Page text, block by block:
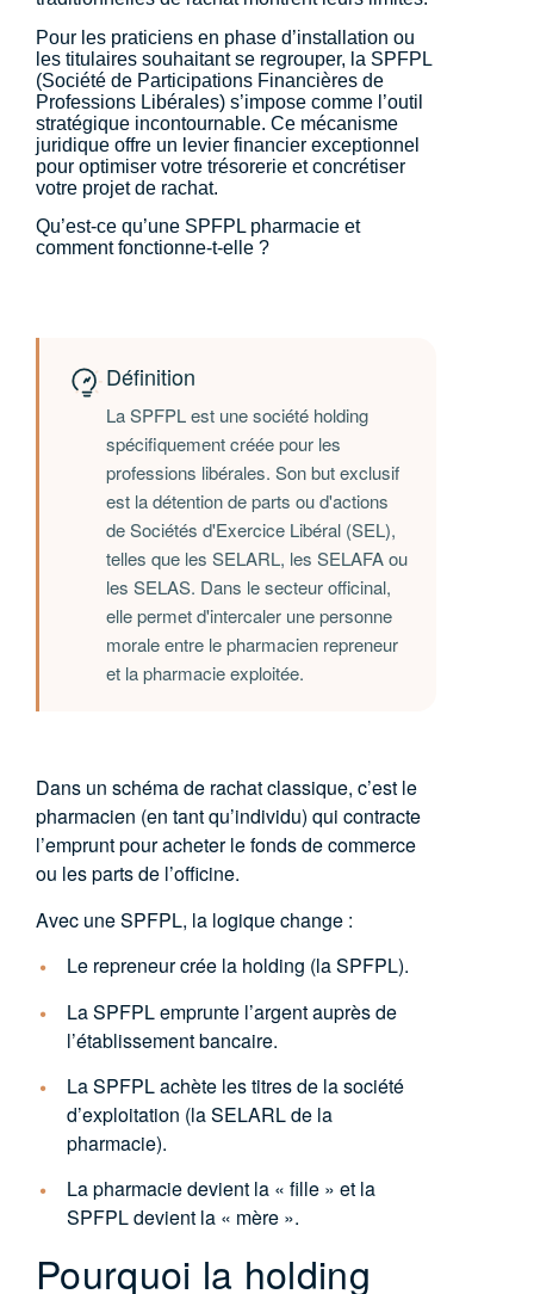
Pour les praticiens en phase d’installation ou
les titulaires souhaitant se regrouper, la SPFPL
(Société de Participations Financières de
Professions Libérales) s’impose comme l’outil
stratégique incontournable. Ce mécanisme
juridique offre un levier financier exceptionnel
pour optimiser votre trésorerie et concrétiser
votre projet de rachat.
Qu’est-ce qu’une SPFPL pharmacie et
comment fonctionne-t-elle ?
Définition
La SPFPL est une société holding
spécifiquement créée pour les
professions libérales. Son but exclusif
est la détention de parts ou d'actions
de Sociétés d'Exercice Libéral (SEL),
telles que les SELARL, les SELAFA ou
les SELAS. Dans le secteur officinal,
elle permet d'intercaler une personne
morale entre le pharmacien repreneur
et la pharmacie exploitée.
Dans un schéma de rachat classique, c’est le
pharmacien (en tant qu’individu) qui contracte
l’emprunt pour acheter le fonds de commerce
ou les parts de l’officine.
Avec une SPFPL, la logique change :
Le repreneur crée la holding (la SPFPL).
La SPFPL emprunte l’argent auprès de
l’établissement bancaire.
La SPFPL achète les titres de la société
d’exploitation (la SELARL de la
pharmacie).
La pharmacie devient la « fille » et la
SPFPL devient la « mère ».
Pourquoi la holding